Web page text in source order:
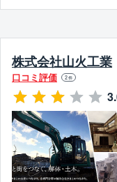
株式会社山火工業
口コミ評価 2件